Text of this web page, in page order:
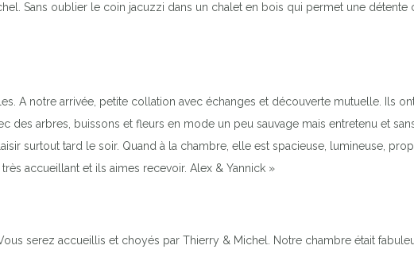
Sans oublier le coin jacuzzi dans un chalet en bois qui permet une
A notre arrivée, petite collation avec échanges et découverte mutuelle. Ils
des arbres, buissons et fleurs en mode un peu sauvage mais entretenu et
surtout tard le soir. Quand à la chambre, elle est spacieuse, lumineuse,
accueillant et ils aimes recevoir. Alex & Yannick »
serez accueillis et choyés par Thierry & Michel. Notre chambre était